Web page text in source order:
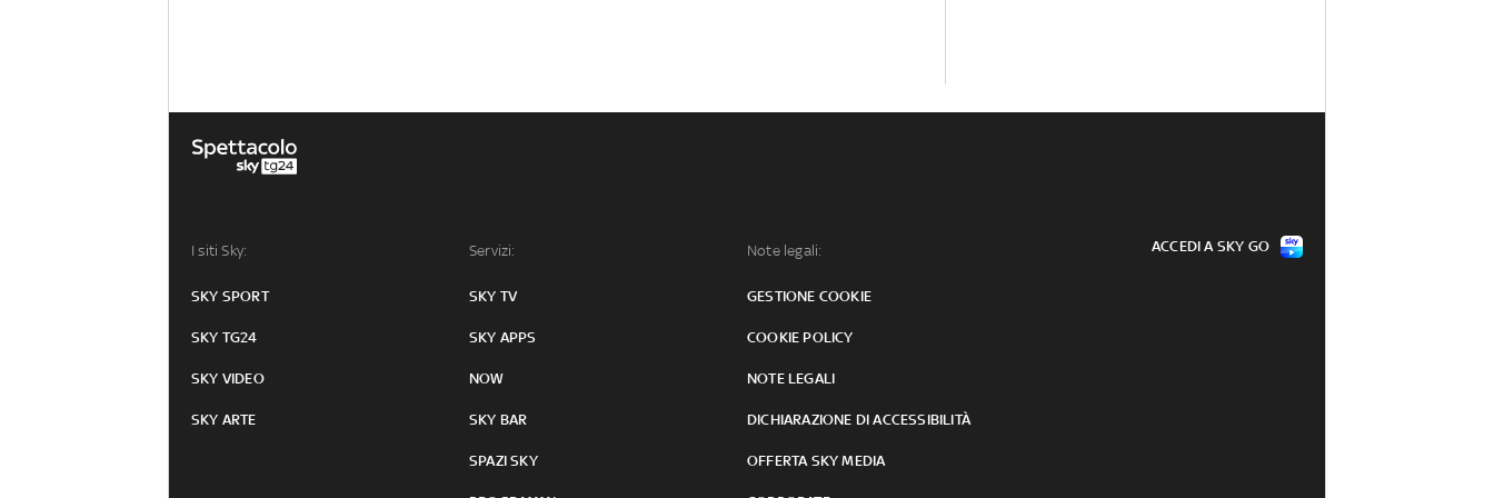
I siti Sky:
SKY SPORT
SKY TG24
SKY VIDEO
SKY ARTE
Servizi:
SKY TV
SKY APPS
NOW
SKY BAR
SPAZI SKY
Note legali:
GESTIONE COOKIE
COOKIE POLICY
NOTE LEGALI
DICHIARAZIONE DI ACCESSIBILITÀ
OFFERTA SKY MEDIA
ACCEDI A SKY GO